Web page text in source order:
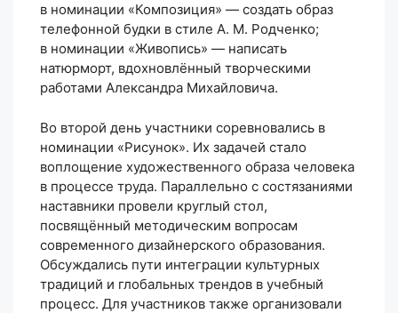
в номинации «Композиция» — создать образ
телефонной будки в стиле А. М. Родченко;
в номинации «Живопись» — написать
натюрморт, вдохновлённый творческими
работами Александра Михайловича.
Во второй день участники соревновались в
номинации «Рисунок». Их задачей стало
воплощение художественного образа человека
в процессе труда. Параллельно с состязаниями
наставники провели круглый стол,
посвящённый методическим вопросам
современного дизайнерского образования.
Обсуждались пути интеграции культурных
традиций и глобальных трендов в учебный
процесс. Для участников также организовали